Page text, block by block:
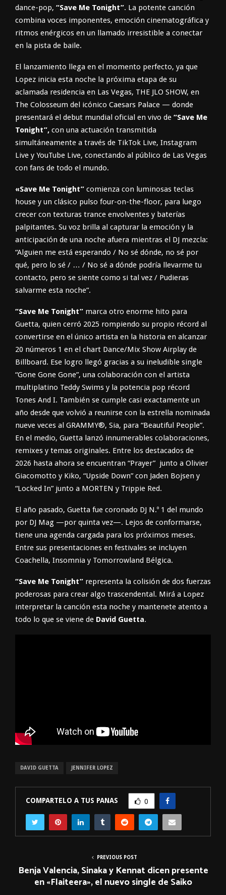
dance-pop, “Save Me Tonight”. La potente canción
combina voces imponentes, emoción cinematográfica y
ritmos enérgicos en un llamado irresistible a conectar
en la pista de baile.
El lanzamiento llega en el momento perfecto, ya que
Lopez inicia esta noche la próxima etapa de su
aclamada residencia en Las Vegas, THE JLO SHOW, en
The Colosseum del icónico Caesars Palace — donde
presentará el debut mundial oficial en vivo de “Save Me
Tonight”, con una actuación transmitida
simultáneamente a través de TikTok Live, Instagram
Live y YouTube Live, conectando al público de Las Vegas
con fans de todo el mundo.
«Save Me Tonight” comienza con luminosas teclas
house y un clásico pulso four-on-the-floor, para luego
crecer con texturas trance envolventes y baterías
palpitantes. Su voz brilla al capturar la emoción y la
anticipación de una noche afuera mientras el DJ mezcla:
“Alguien me está esperando / No sé dónde, no sé por
qué, pero lo sé / … / No sé a dónde podría llevarme tu
contacto, pero se siente como si tal vez / Pudieras
salvarme esta noche”.
“Save Me Tonight” marca otro enorme hito para
Guetta, quien cerró 2025 rompiendo su propio récord al
convertirse en el único artista en la historia en alcanzar
20 números 1 en el chart Dance/Mix Show Airplay de
Billboard. Ese logro llegó gracias a su ineludible single
“Gone Gone Gone”, una colaboración con el artista
multiplatino Teddy Swims y la potencia pop récord
Tones And I. También se cumple casi exactamente un
año desde que volvió a reunirse con la estrella nominada
nueve veces al GRAMMY®, Sia, para “Beautiful People”.
En el medio, Guetta lanzó innumerables colaboraciones,
remixes y temas originales. Entre los destacados de
2026 hasta ahora se encuentran “Prayer” junto a Olivier
Giacomotto y Kiko, “Upside Down” con Jaden Bojsen y
“Locked In” junto a MORTEN y Trippie Red.
El año pasado, Guetta fue coronado DJ N.º 1 del mundo
por DJ Mag —por quinta vez—. Lejos de conformarse,
tiene una agenda cargada para los próximos meses.
Entre sus presentaciones en festivales se incluyen
Coachella, Insomnia y Tomorrowland Bélgica.
“Save Me Tonight” representa la colisión de dos fuerzas
poderosas para crear algo trascendental. Mirá a Lopez
interpretar la canción esta noche y mantenete atento a
todo lo que se viene de David Guetta.
DAVID GUETTA JENNIFER LOPEZ
COMPARTELO A TUS PANAS 0
PREVIOUS POST
Benja Valencia, Sinaka y Kennat dicen presente
en «Flaiteera», el nuevo single de Saiko